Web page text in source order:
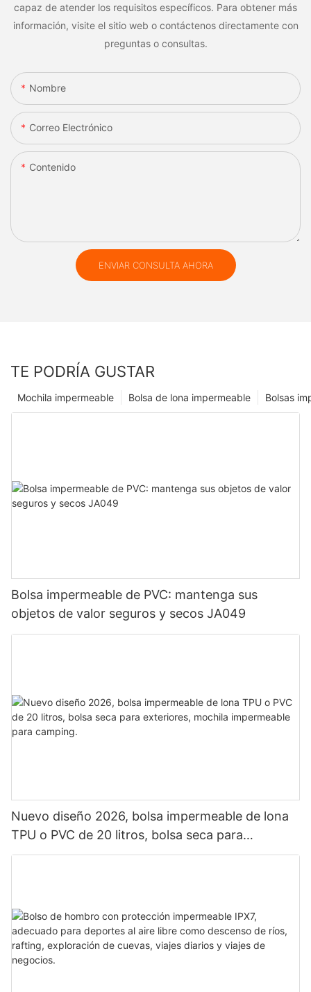
capaz de atender los requisitos específicos. Para obtener más
información, visite el sitio web o contáctenos directamente con
preguntas o consultas.
Nombre
Correo Electrónico
Contenido
ENVIAR CONSULTA AHORA
TE PODRÍA GUSTAR
Bolsas
Bolsa de lona impermeable
Mochila impermeable
Bolsa impermeable de PVC: mantenga sus
objetos de valor seguros y secos JA049
Nuevo diseño 2026, bolsa impermeable de lona
TPU o PVC de 20 litros, bolsa seca para
exteriores, mochila impermeable para camping.